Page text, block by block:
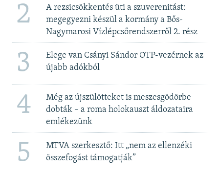
2
A rezsicsökkentés üti a szuverenitást:
megegyezni készül a kormány a Bős-
Nagymarosi Vízlépcsőrendszerről 2. rész
3
Elege van Csányi Sándor OTP-vezérnek az
újabb adókból
4
Még az újszülötteket is meszesgödörbe
dobták – a roma holokauszt áldozataira
emlékezünk
5
MTVA szerkesztő: Itt „nem az ellenzéki
összefogást támogatják”